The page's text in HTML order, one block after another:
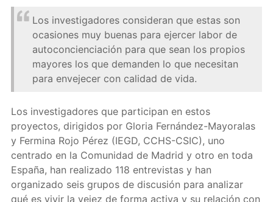
Los investigadores consideran que estas son
ocasiones muy buenas para ejercer labor de
autoconcienciación para que sean los propios
mayores los que demanden lo que necesitan
para envejecer con calidad de vida.
Los investigadores que participan en estos
proyectos, dirigidos por Gloria Fernández-Mayoralas
y Fermina Rojo Pérez (IEGD, CCHS-CSIC), uno
centrado en la Comunidad de Madrid y otro en toda
España, han realizado 118 entrevistas y han
organizado seis grupos de discusión para analizar
qué es vivir la vejez de forma activa y su relación con